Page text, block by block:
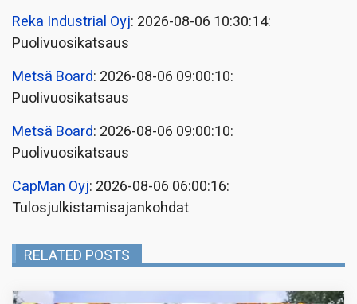
Reka Industrial Oyj: 2026-08-06 10:30:14:
Puolivuosikatsaus
Metsä Board: 2026-08-06 09:00:10:
Puolivuosikatsaus
Metsä Board: 2026-08-06 09:00:10:
Puolivuosikatsaus
CapMan Oyj: 2026-08-06 06:00:16:
Tulosjulkistamisajankohdat
RELATED POSTS